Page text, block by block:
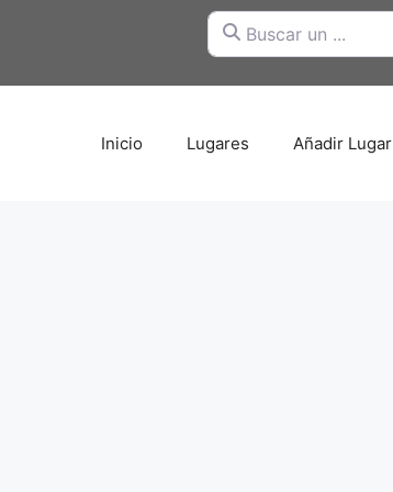
Buscar un ...
Inicio Lugares Añadir Lugar